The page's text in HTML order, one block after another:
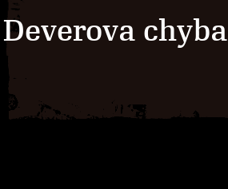
Deverova chyba